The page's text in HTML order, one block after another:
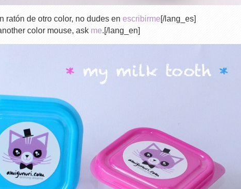
ratón de otro color, no dudes en escribirme[/lang_es]
color mouse, ask me.[/lang_en]